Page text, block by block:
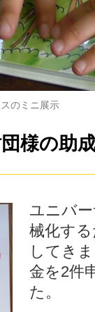
のミニ展示
様の助
ユニバ
械化す
してき
金を2件
た。